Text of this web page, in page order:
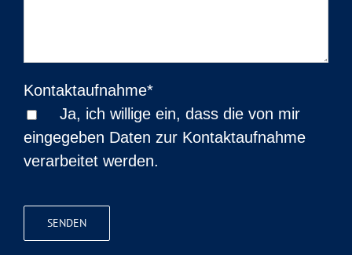
Kontaktaufnahme*
Ja, ich willige ein, dass die von mir
eingegeben Daten zur Kontaktaufnahme
verarbeitet werden.
lasse